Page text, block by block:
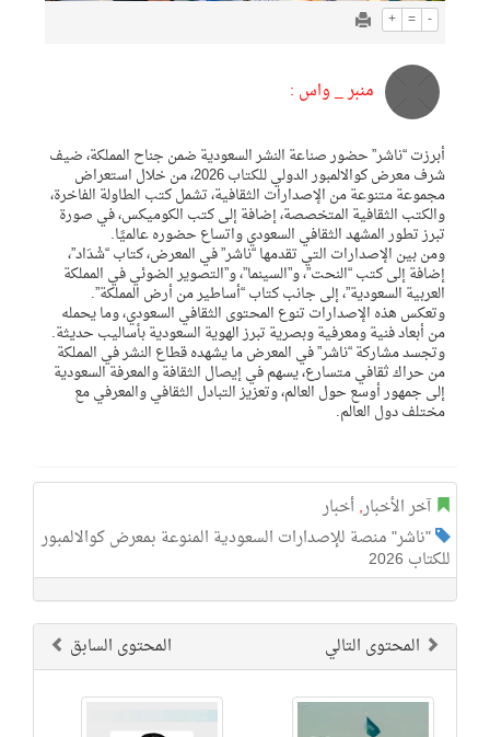
+ = -
منبر _ واس :
أبرزت “ناشر” حضور صناعة النشر السعودية ضمن جناح المملكة، ضيف
شرف معرض كوالالمبور الدولي للكتاب 2026، من خلال استعراض
مجموعة متنوعة من الإصدارات الثقافية، تشمل كتب الطاولة الفاخرة،
والكتب الثقافية المتخصصة، إضافة إلى كتب الكوميكس، في صورة
تبرز تطور المشهد الثقافي السعودي واتساع حضوره عالميًا.
ومن بين الإصدارات التي تقدمها “ناشر” في المعرض، كتاب “شْدَاد”،
إضافة إلى كتب “النحت”، و”السينما”، و”التصوير الضوئي في المملكة
العربية السعودية”، إلى جانب كتاب “أساطير من أرض المملكة”.
وتعكس هذه الإصدارات تنوع المحتوى الثقافي السعودي، وما يحمله
من أبعاد فنية ومعرفية وبصرية تبرز الهوية السعودية بأساليب حديثة.
وتجسد مشاركة “ناشر” في المعرض ما يشهده قطاع النشر في المملكة
من حراك ثقافي متسارع، يسهم في إيصال الثقافة والمعرفة السعودية
إلى جمهور أوسع حول العالم، وتعزيز التبادل الثقافي والمعرفي مع
مختلف دول العالم.
آخر الأخبار,أخبار
"ناشر" منصة للإصدارات السعودية المنوعة بمعرض كوالالمبور
للكتاب 2026
المحتوى السابق المحتوى التالي